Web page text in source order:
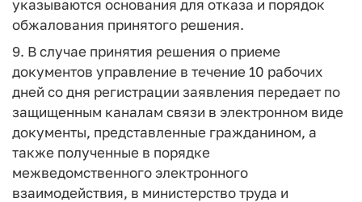
указываются основания для отказа и порядок
обжалования принятого решения.
9. В случае принятия решения о приеме
документов управление в течение 10 рабочих
дней со дня регистрации заявления передает по
защищенным каналам связи в электронном виде
документы, представленные гражданином, а
также полученные в порядке
межведомственного электронного
взаимодействия, в министерство труда и